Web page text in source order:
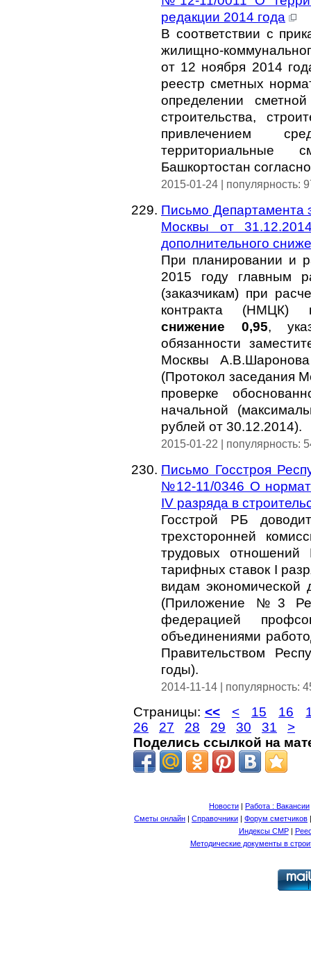
редакции 2014 года
В соответствии с
жилищно-
от 12 ноября 2014
реестр сметных
определении
строительства,
привлечением
территориальные
Башкортостан
2015-01-24 | популярность:
Письмо Департамента
Москвы от
дополнительного
При планировании и
2015 году главным
(заказчикам) при
контракта (НМЦК)
снижение 0,95,
обязанности
Москвы
(Протокол заседания
проверке
начальной
рублей от 30.12.2014).
2015-01-22 | популярность:
Письмо Госстроя
№12-11/0346 О
IV разряда в
Госстрой РБ
трехсторонней
трудовых отношений
тарифных ставок I
видам экономической
(Приложение №3
федерацией
объединениями
Правительством
годы).
2014-11-14 | популярность:
Страницы: << < 15 16
26
27 28 29 30 31
>
Поделись ссылкой на
Новости | Работа : Вакансии
Сметы онлайн | Справочники | Форум сметчиков
Индексы СМР|
Методические документы в